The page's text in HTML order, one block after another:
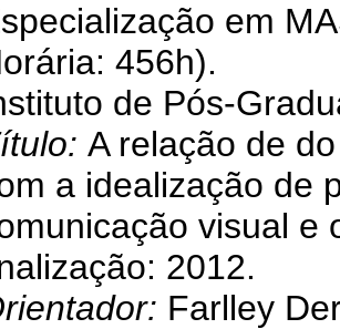
em
456h).
de Pós-
A relação de
a idealização de
visual e
2012.
Farlley